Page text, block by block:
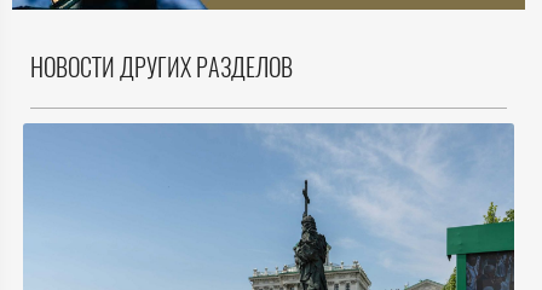
НОВОСТИ ДРУГИХ РАЗДЕЛОВ